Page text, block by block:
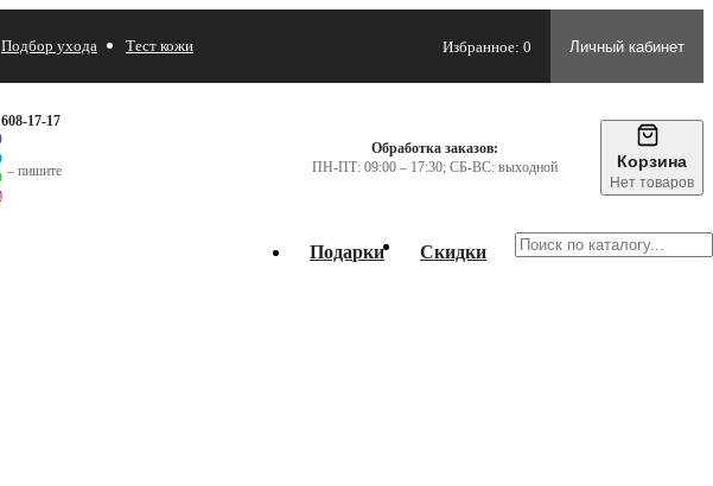
Подбор ухода Тест кожи Избранное: 0 Личный кабинет
608-17-17
– пишите
Обработка заказов:
ПН-ПТ: 09:00 – 17:30; СБ-ВС: выходной
Корзина
Нет товаров
Подарки Скидки